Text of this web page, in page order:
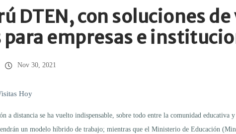
DTEN, con soluciones
para empresas e
Nov 30, 2021
Hoy
a distancia se ha vuelto indispensable, sobre todo entre la comunidad
un modelo híbrido de trabajo; mientras que el Ministerio de Educación